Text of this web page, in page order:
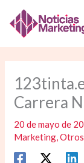
contenido
Carrera
20 de mayo de
Marketing,